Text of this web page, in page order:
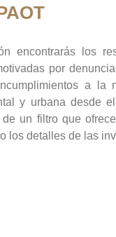
encontrarás los
por
a la
y urbana desde
un filtro que
los detalles de las